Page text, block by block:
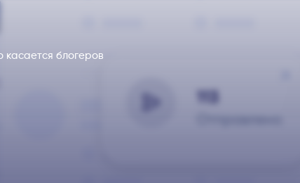
касается блогеров